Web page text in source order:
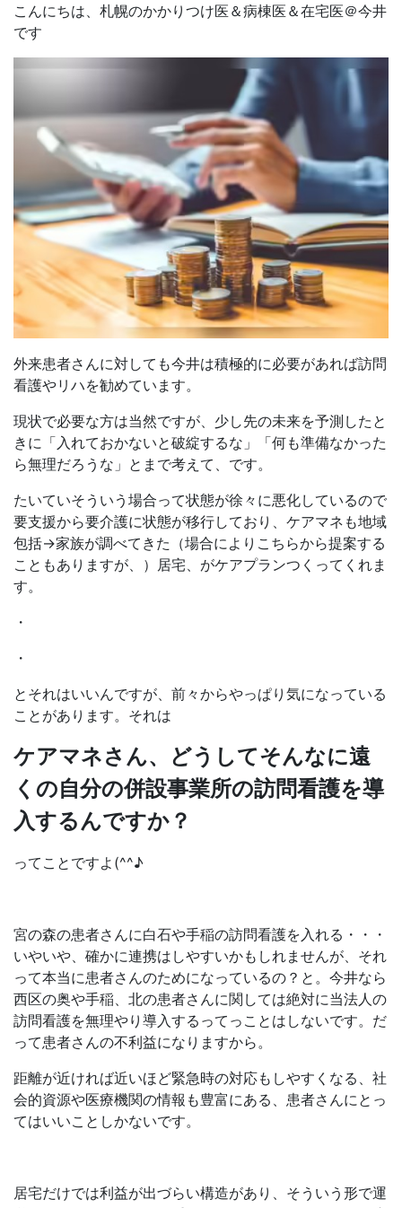
こんにちは、札幌のかかりつけ医＆病棟医＆在宅医＠今井
です
外来患者さんに対しても今井は積極的に必要があれば訪問
看護やリハを勧めています。
現状で必要な方は当然ですが、少し先の未来を予測したと
きに「入れておかないと破綻するな」「何も準備なかった
ら無理だろうな」とまで考えて、です。
たいていそういう場合って状態が徐々に悪化しているので
要支援から要介護に状態が移行しており、ケアマネも地域
包括→家族が調べてきた（場合によりこちらから提案する
こともありますが、）居宅、がケアプランつくってくれま
す。
・
・
とそれはいいんですが、前々からやっぱり気になっている
ことがあります。それは
ケアマネさん、どうしてそんなに遠
くの自分の併設事業所の訪問看護を導
入するんですか？
ってことですよ(^^♪
宮の森の患者さんに白石や手稲の訪問看護を入れる・・・
いやいや、確かに連携はしやすいかもしれませんが、それ
って本当に患者さんのためになっているの？と。今井なら
西区の奥や手稲、北の患者さんに関しては絶対に当法人の
訪問看護を無理やり導入するってっことはしないです。だ
って患者さんの不利益になりますから。
距離が近ければ近いほど緊急時の対応もしやすくなる、社
会的資源や医療機関の情報も豊富にある、患者さんにとっ
てはいいことしかないです。
居宅だけでは利益が出づらい構造があり、そういう形で運